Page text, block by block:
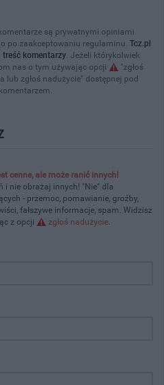
są prywatnymi opiniami
po zaakceptowaniu regulaminu. Tcz.pl
komentarzy. Jeżeli którykolwiek
nas o tym używając opcji
"zgłoś
lub zgłoś nadużycie" dostępnej pod
cenne, ale może ranić innych!
i nie obrażaj innych! "Nie" dla
- przemoc, pomawianie, groźby,
fałszywe informacje, spam. Widzisz
z opcji
zgłoś nadużycie.